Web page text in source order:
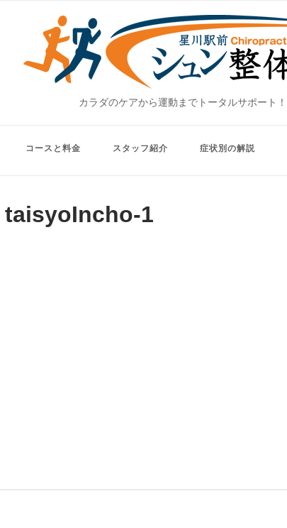
カラダのケアから運動までトータルサポート！
コースと料金 スタッフ紹介 症状別の解説
taisyoIncho-1